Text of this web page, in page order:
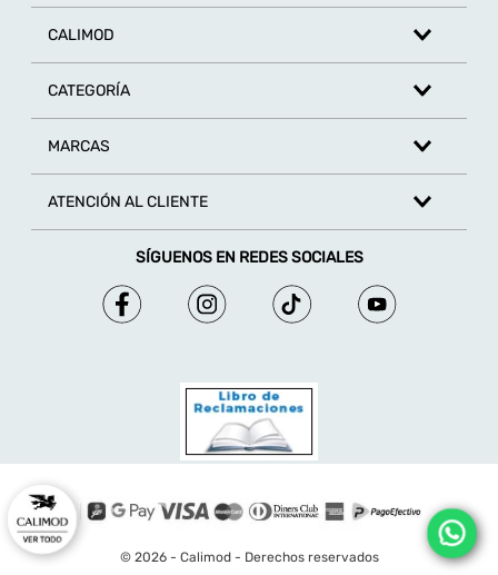
CALIMOD
CATEGORÍA
MARCAS
ATENCIÓN AL CLIENTE
SÍGUENOS EN REDES SOCIALES
© 2026 - Calimod - Derechos reservados